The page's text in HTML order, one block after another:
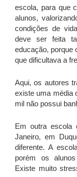
escola, para que
alunos,
condições de
deve ser feita
educação, porque
que dificultava a
Aqui, os autores
existe uma média
mil não possui
Em outra escola
Janeiro, em
diferente. A
porém os alunos
Existe muito